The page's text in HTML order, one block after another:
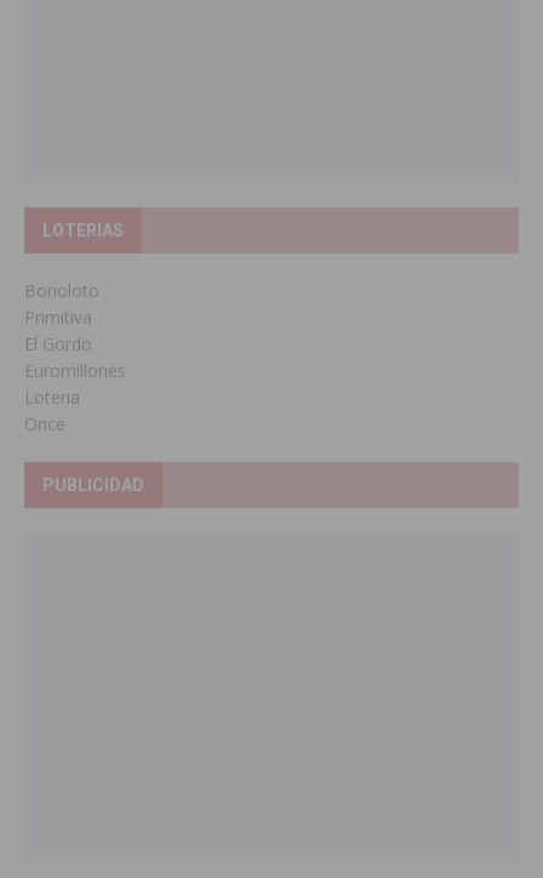
LOTERIAS
Bonoloto
Primitiva
El Gordo
Euromillones
Loteria
Once
PUBLICIDAD